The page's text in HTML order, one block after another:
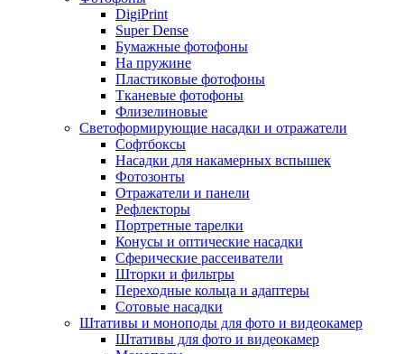
DigiPrint
Super Dense
Бумажные фотофоны
На пружине
Пластиковые фотофоны
Тканевые фотофоны
Флизелиновые
Светоформирующие насадки и отражатели
Софтбоксы
Насадки для накамерных вспышек
Фотозонты
Отражатели и панели
Рефлекторы
Портретные тарелки
Конусы и оптические насадки
Сферические рассеиватели
Шторки и фильтры
Переходные кольца и адаптеры
Сотовые насадки
Штативы и моноподы для фото и видеокамер
Штативы для фото и видеокамер